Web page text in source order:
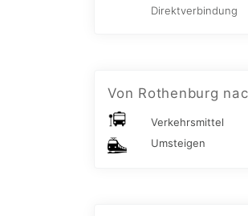
Direktverbindung
Von Rothenburg
Verkehrsmittel
Umsteigen